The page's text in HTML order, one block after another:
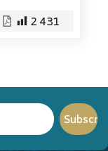
2 431